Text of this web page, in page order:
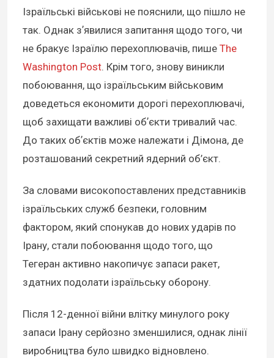
Ізраїльські військові не пояснили, що пішло не
так. Однак зʼявилися запитання щодо того, чи
не бракує Ізраїлю перехоплювачів, пише The
Washington Post. Крім того, знову виникли
побоювання, що ізраїльським військовим
доведеться економити дорогі перехоплювачі,
щоб захищати важливі обʼєкти тривалий час.
До таких обʼєктів може належати і Дімона, де
розташований секретний ядерний об’єкт.
За словами високопоставлених представників
ізраїльських служб безпеки, головним
фактором, який спонукав до нових ударів по
Ірану, стали побоювання щодо того, що
Тегеран активно накопичує запаси ракет,
здатних подолати ізраїльську оборону.
Після 12-денної війни влітку минулого року
запаси Ірану серйозно зменшилися, однак лінії
виробництва було швидко відновлено.